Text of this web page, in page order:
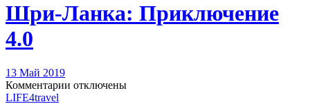
Шри-Ланка: Приключение
4.0
13 Май 2019
Комментарии отключены
LIFE4travel